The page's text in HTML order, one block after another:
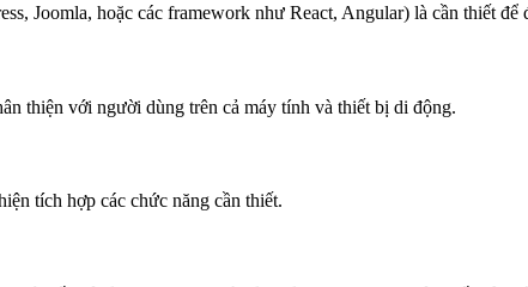
Joomla, hoặc các framework như React, Angular) là cần thiết để
thiện với người dùng trên cả máy tính và thiết bị di động.
tích hợp các chức năng cần thiết.